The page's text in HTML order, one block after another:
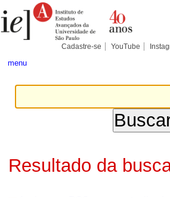
para
conteúdo.
Pessoais
Cadastre-se YouTube
menu
Resultado da